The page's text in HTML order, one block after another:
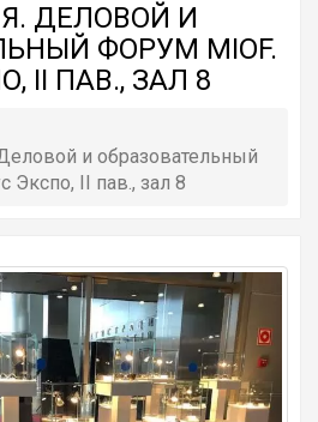
ДЕЛОВОЙ И
ФОРУМ MIOF.
II ПАВ., ЗАЛ 8
и образовательный
Экспо, II пав., зал 8